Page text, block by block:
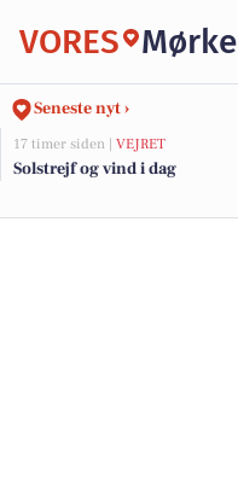
VORES Mørke
Seneste nyt ›
17 timer siden | VEJRET
Solstrejf og vind i dag